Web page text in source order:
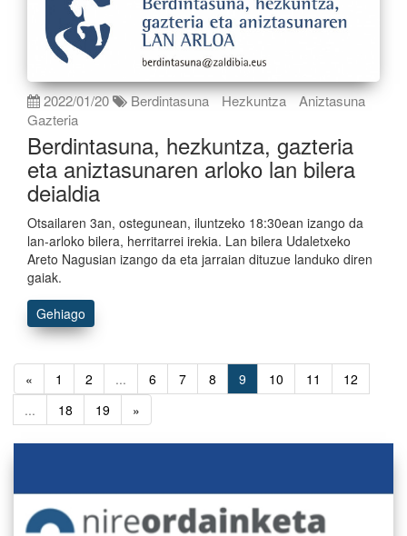
2022/01/20 Berdintasuna Hezkuntza
Aniztasuna
Gazteria
Berdintasuna, hezkuntza, gazteria
eta aniztasunaren arloko lan bilera
deialdia
Otsailaren 3an, ostegunean, iluntzeko 18:30ean izango da
lan-arloko bilera, herritarrei irekia. Lan bilera Udaletxeko
Areto Nagusian izango da eta jarraian dituzue landuko diren
gaiak.
Gehiago
« 1 2 ... 6 7 8 9 10 11
12
...
18 19 »